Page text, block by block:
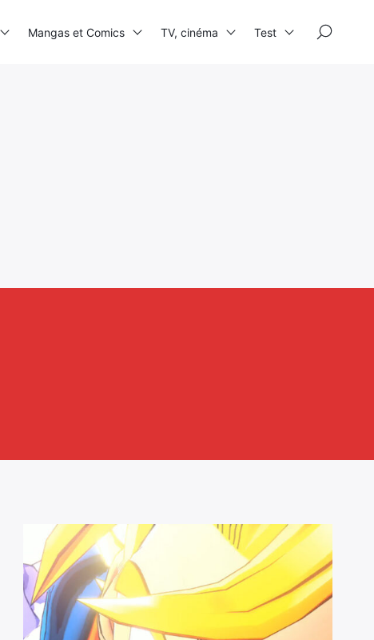
Mangas et Comics TV, cinéma Test